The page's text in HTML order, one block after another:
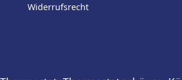
Widerrufsrecht